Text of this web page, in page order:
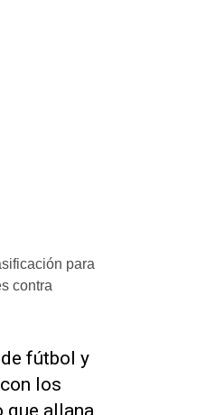
para
contra
fútbol y
‌los
que allana